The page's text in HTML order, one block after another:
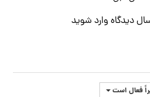
دیدگاه وارد شوید
فعال است